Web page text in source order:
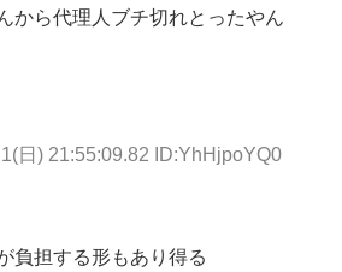
から代理人ブチ切れとったやん
日) 21:55:09.82 ID:YhHjpoYQ0
負担する形もあり得る